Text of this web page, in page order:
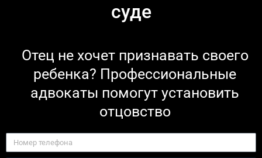
суде
Отец не хочет признавать своего
ребенка? Профессиональные
адвокаты помогут установить
отцовство